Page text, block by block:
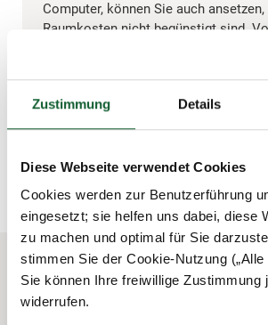
Zustimmung Details
Diese Webseite verwendet Cookies
Cookies werden zur Benutzerführung
eingesetzt; sie helfen uns dabei, diese
zu machen und optimal für Sie
stimmen Sie der Cookie-Nutzung
Sie können Ihre freiwillige Zustimmung
widerrufen.
Computer, können Sie auch
Raumkosten nicht begünstigt sind.
Das könnte Sie auch